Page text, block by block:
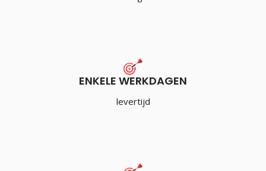
ENKELE WERKDAGEN
levertijd